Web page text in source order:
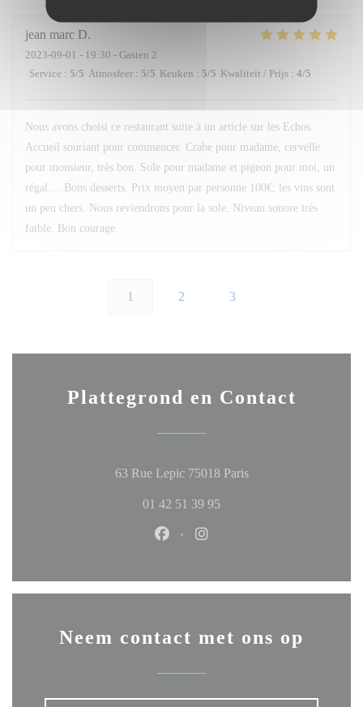
jean marc D
2023-09-01 - 19:30 - Gasten 2
Service : 5/5 Atmosfeer : 5/5 Keuken : 5/5 Kwaliteit / Prijs : 4/5
Nous avons choisi ce restaurant suite à un article sur les Echos.
Accueil souriant pour commencer. Crabe pour madame, cervelle
pour monsieur, très bon. Sole pour madame et pigeon pour moi, un
régal.... Bons desserts. Prix moyen par personne 100€; les vins sont
un peu chers. Nous reviendrons pour la sole. Niveau sonore très
faible. Bon courage
1 2 3
Plattegrond en Contact
63 Rue Lepic 75018 Paris((opent in een nieuw
01 42 51 39 95
Facebook ((opent in een nieuw
Neem contact met ons op